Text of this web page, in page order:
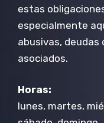
estas
especialmente
abusivas,
asociados.
Horas:
lunes, martes,